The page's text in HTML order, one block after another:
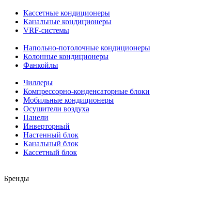
Кассетные кондиционеры
Канальные кондиционеры
VRF-системы
Напольно-потолочные кондиционеры
Колонные кондиционеры
Фанкойлы
Чиллеры
Компрессорно-конденсаторные блоки
Мобильные кондиционеры
Осушители воздуха
Панели
Инверторный
Настенный блок
Канальный блок
Кассетный блок
Бренды